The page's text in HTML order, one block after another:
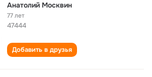
Анатолий Москвин
77 лет
47444
Добавить в друзья